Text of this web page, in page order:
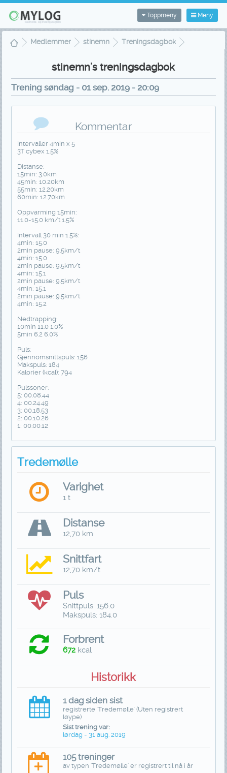
Meny
Toppmeny
Medlemmer stinemn
Treningsdagbok
stinemn's treningsdagbok
Trening søndag - 01 sep. 2019 - 20:09
Kommentar
Intervaller 4min x 5
3T cybex 1.5%
Distanse:
15min: 3.0km
45min: 10.20km
55min: 12.20km
60min: 12.70km
Oppvarming 15min:
11.0-15.0 km/t 1.5%
Intervall 30 min 1.5%:
4min: 15.0
2min pause: 9.5km/t
4min: 15.0
2min pause: 9.5km/t
4min: 15.1
2min pause: 9.5km/t
4min: 15.1
2min pause: 9.5km/t
4min: 15.2
Nedtrapping:
10min 11.0 1.0%
5min 6.2 6.0%
Puls:
Gjennomsnittspuls: 156
Makspuls: 184
Kalorier (kcal): 794
Pulssoner:
5: 00.08.44
4: 00.24.49
3: 00.18.53
2: 00.10.26
1: 00.00.12
Tredemølle
Varighet
1 t
Distanse
12,70 km
Snittfart
12,70 km/t
Puls
Snittpuls: 156.0
Makspuls: 184.0
Forbrent
672 kcal
Historikk
1 dag siden sist
registrerte 'Tredemølle' (Uten registrert
løype)
Sist trening var:
lørdag - 31 aug. 2019
105 treninger
av typen 'Tredemølle' er registrert til nå i år